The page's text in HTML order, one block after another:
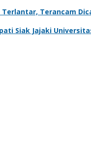
Terlantar, Terancam
Siak Jajaki